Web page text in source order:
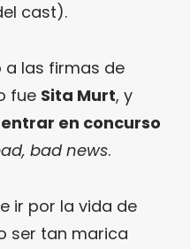
cast).
a las firmas de
fue Sita Murt, y
en concurso
bad news.
ir por la vida de
ser tan marica